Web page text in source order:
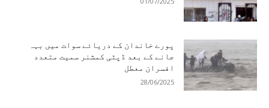
پورے خاندان کے دریائے سوات میں بہہ
جانے کے بعد ڈپٹی کمشنر سمیت متعدد
افسران معطل
28/06/2025